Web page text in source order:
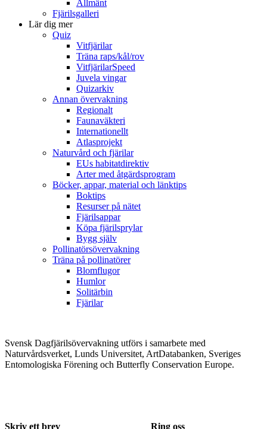
Allmänt
Fjärilsgalleri
Lär dig mer
Quiz
Vitfjärilar
Träna raps/kål/rov
VitfjärilarSpeed
Juvela vingar
Quizarkiv
Annan övervakning
Regionalt
Faunaväkteri
Internationellt
Atlasprojekt
Naturvård och fjärilar
EUs habitatdirektiv
Arter med åtgärdsprogram
Böcker, appar, material och länktips
Boktips
Resurser på nätet
Fjärilsappar
Köpa fjärilsprylar
Bygg själv
Pollinatörsövervakning
Träna på pollinatörer
Blomflugor
Humlor
Solitärbin
Fjärilar
Svensk Dagfjärilsövervakning utförs i samarbete med
Naturvårdsverket, Lunds Universitet, ArtDatabanken, Sveriges
Entomologiska Förening och Butterfly Conservation Europe.
Skriv ett brev Ring oss